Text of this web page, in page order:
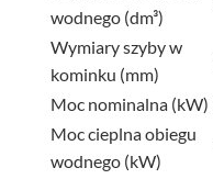
wodnego (dm³)
Wymiary szyby w
kominku (mm)
Moc nominalna (kW)
Moc cieplna obiegu
wodnego (kW)